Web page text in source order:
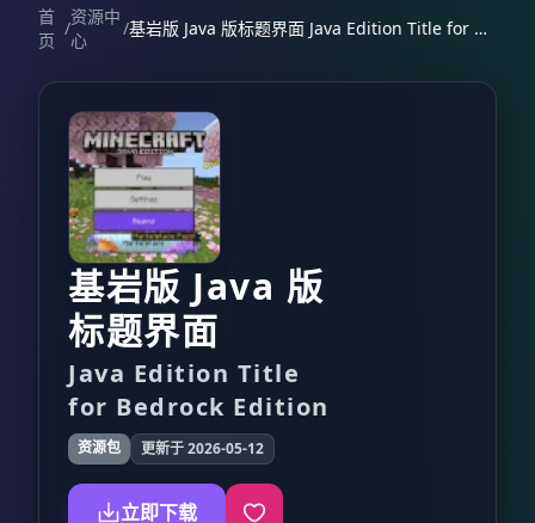
首
页
/
资源中
心
/ 基岩版 Java 版标题界面 Java Edition Title for Bedrock Edition
基岩版 Java 版
标题界面
Java Edition Title
for Bedrock Edition
资源包 更新于 2026-05-12
立即下载